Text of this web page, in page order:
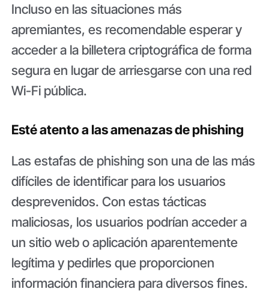
Incluso en las situaciones más
apremiantes, es recomendable esperar y
acceder a la billetera criptográfica de forma
segura en lugar de arriesgarse con una red
Wi-Fi pública.
Esté atento a las amenazas de phishing
Las estafas de phishing son una de las más
difíciles de identificar para los usuarios
desprevenidos. Con estas tácticas
maliciosas, los usuarios podrían acceder a
un sitio web o aplicación aparentemente
legítima y pedirles que proporcionen
información financiera para diversos fines.